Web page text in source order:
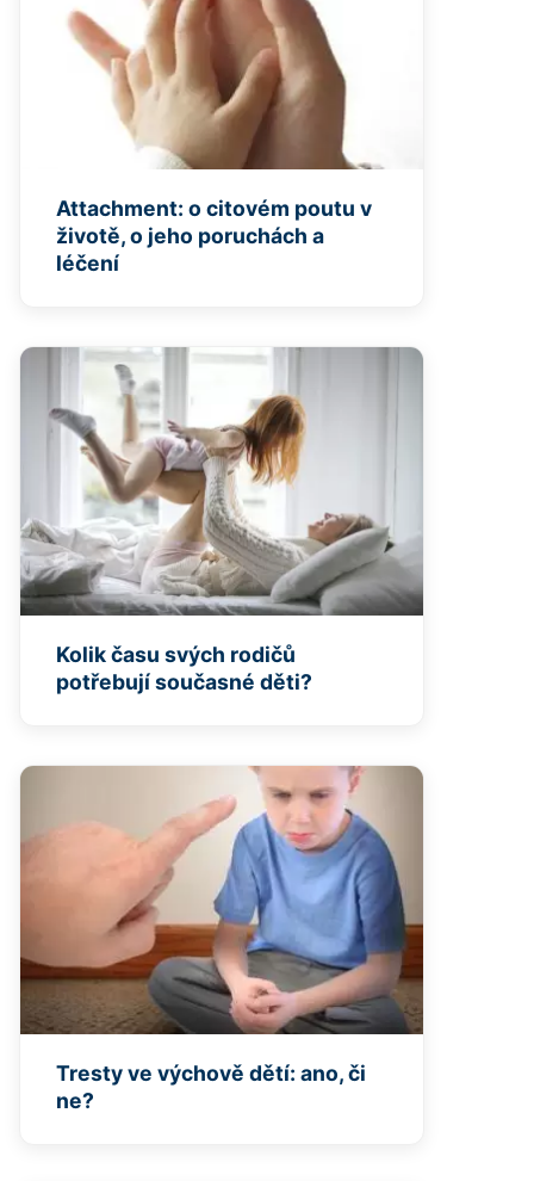
Attachment: o citovém poutu v
životě, o jeho poruchách a
léčení
Kolik času svých rodičů
potřebují současné děti?
Tresty ve výchově dětí: ano, či
ne?